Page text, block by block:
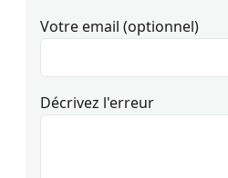
Votre email (optionnel)
Décrivez l'erreur